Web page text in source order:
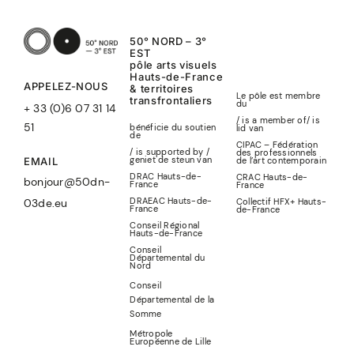
APPELEZ-NOUS
+ 33 (0)6 07 31 14
51
EMAIL
bonjour@50dn-
03de.eu
50° NORD – 3°
EST
pôle arts visuels
Hauts-de-France
& territoires
transfrontaliers
bénéficie du soutien
de
/ is supported by /
geniet de steun van
DRAC Hauts-de-
France
DRAEAC Hauts-de-
France
Conseil Régional
Hauts-de-France
Conseil
Départemental du
Nord
Conseil
Départemental de la
Somme
Métropole
Européenne de Lille
Le pôle est membre
du
/ is a member of/is
lid van
CIPAC – Fédération
des professionnels
de l’art contemporain
CRAC Hauts-de-
France
Collectif HFX+ Hauts-
de-France